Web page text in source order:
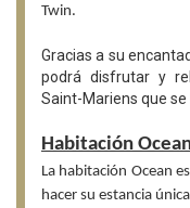
Twin.
Gracias a su
podrá disfrutar y
Saint-Mariens que se
Habitación
La habitación Ocean
hacer su estancia